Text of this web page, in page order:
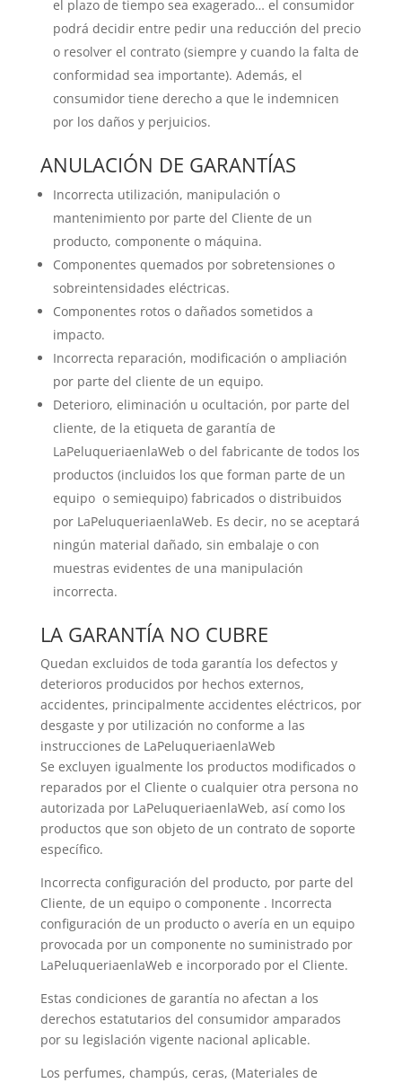
el plazo de tiempo sea exagerado… el consumidor
podrá decidir entre pedir una reducción del precio
o resolver el contrato (siempre y cuando la falta de
conformidad sea importante). Además, el
consumidor tiene derecho a que le indemnicen
por los daños y perjuicios.
ANULACIÓN DE GARANTÍAS
Incorrecta utilización, manipulación o
mantenimiento por parte del Cliente de un
producto, componente o máquina.
Componentes quemados por sobretensiones o
sobreintensidades eléctricas.
Componentes rotos o dañados sometidos a
impacto.
Incorrecta reparación, modificación o ampliación
por parte del cliente de un equipo.
Deterioro, eliminación u ocultación, por parte del
cliente, de la etiqueta de garantía de
LaPeluqueriaenlaWeb o del fabricante de todos los
productos (incluidos los que forman parte de un
equipo o semiequipo) fabricados o distribuidos
por LaPeluqueriaenlaWeb. Es decir, no se aceptará
ningún material dañado, sin embalaje o con
muestras evidentes de una manipulación
incorrecta.
LA GARANTÍA NO CUBRE
Quedan excluidos de toda garantía los defectos y
deterioros producidos por hechos externos,
accidentes, principalmente accidentes eléctricos, por
desgaste y por utilización no conforme a las
instrucciones de LaPeluqueriaenlaWeb
Se excluyen igualmente los productos modificados o
reparados por el Cliente o cualquier otra persona no
autorizada por LaPeluqueriaenlaWeb, así como los
productos que son objeto de un contrato de soporte
específico.
Incorrecta configuración del producto, por parte del
Cliente, de un equipo o componente . Incorrecta
configuración de un producto o avería en un equipo
provocada por un componente no suministrado por
LaPeluqueriaenlaWeb e incorporado por el Cliente.
Estas condiciones de garantía no afectan a los
derechos estatutarios del consumidor amparados
por su legislación vigente nacional aplicable.
Los perfumes, champús, ceras, (Materiales de